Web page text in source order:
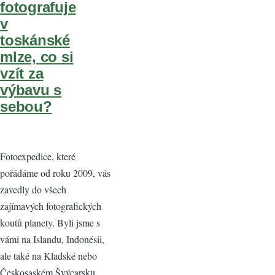
fotografuje
v
toskánské
mlze, co si
vzít za
výbavu s
sebou?
Fotoexpedice, které
pořádáme od roku 2009, vás
zavedly do všech
zajímavých fotografických
koutů planety. Byli jsme s
vámi na Islandu, Indonésii,
ale také na Kladské nebo
Českosaském Švýcarsku.